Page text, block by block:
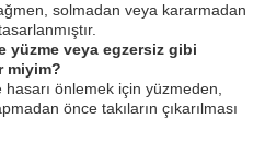
solmadan veya kararmadan
yüzme veya egzersiz gibi
miyim?
önlemek için yüzmeden,
önce takıların çıkarılması